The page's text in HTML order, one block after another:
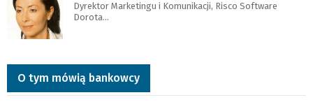
Dyrektor Marketingu i Komunikacji, Risco Software
Dorota…
O tym mówią bankowcy